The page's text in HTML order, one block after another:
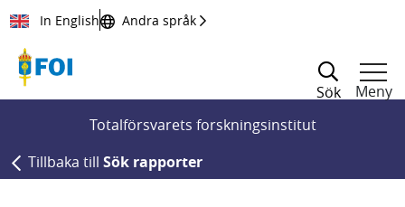
Till innehållet
In English Andra språk
Sök
Meny
Totalförsvarets forskningsinstitut
Tillbaka till Sök rapporter